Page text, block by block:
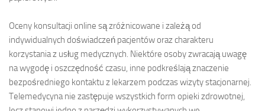
Oceny konsultacji online są zróżnicowane i zależą od
indywidualnych doświadczeń pacjentów oraz charakteru
korzystania z usług medycznych. Niektóre osoby zwracają uwagę
na wygodę i oszczędność czasu, inne podkreślają znaczenie
bezpośredniego kontaktu z lekarzem podczas wizyty stacjonarnej.
Telemedycyna nie zastępuje wszystkich form opieki zdrowotnej,